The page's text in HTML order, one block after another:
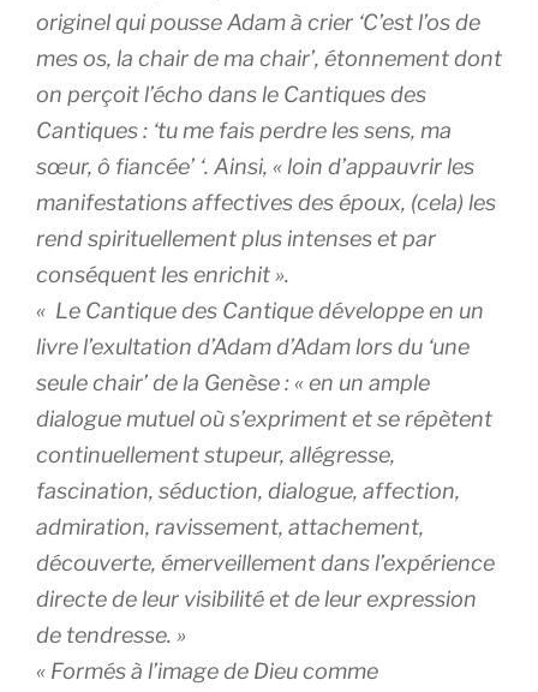
originel qui pousse Adam à crier ‘C’est l’os de
mes os, la chair de ma chair’, étonnement dont
on perçoit l’écho dans le Cantiques des
Cantiques : ‘tu me fais perdre les sens, ma
sœur, ô fiancée’ ‘. Ainsi, « loin d’appauvrir les
manifestations affectives des époux, (cela) les
rend spirituellement plus intenses et par
conséquent les enrichit ».
« Le Cantique des Cantique développe en un
livre l’exultation d’Adam d’Adam lors du ‘une
seule chair’ de la Genèse : « en un ample
dialogue mutuel où s’expriment et se répètent
continuellement stupeur, allégresse,
fascination, séduction, dialogue, affection,
admiration, ravissement, attachement,
découverte, émerveillement dans l’expérience
directe de leur visibilité et de leur expression
de tendresse. »
« Formés à l’image de Dieu comme